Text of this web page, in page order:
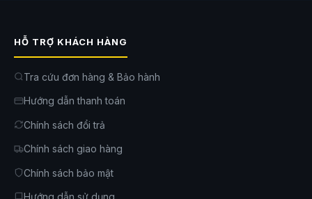
HỖ TRỢ KHÁCH HÀNG
Tra cứu đơn hàng & Bảo hành
Hướng dẫn thanh toán
Chính sách đổi trả
Chính sách giao hàng
Chính sách bảo mật